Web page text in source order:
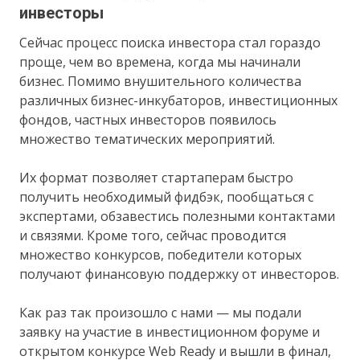
инвесторы
Сейчас процесс поиска инвестора стал гораздо
проще, чем во времена, когда мы начинали
бизнес. Помимо внушительного количества
различных бизнес-инкубаторов, инвестиционных
фондов, частных инвесторов появилось
множество тематических мероприятий.
Их формат позволяет стартаперам быстро
получить необходимый фидбэк, пообщаться с
экспертами, обзавестись полезными контактами
и связями. Кроме того, сейчас проводится
множество конкурсов, победители которых
получают финансовую поддержку от инвесторов.
Как раз так произошло с нами — мы подали
заявку на участие в инвестиционном форуме и
открытом конкурсе Web Ready и вышли в финал,